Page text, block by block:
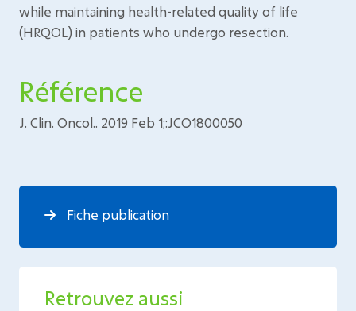
while maintaining health-related quality of life
(HRQOL) in patients who undergo resection.
Référence
J. Clin. Oncol.. 2019 Feb 1;:JCO1800050
Fiche publication
Retrouvez aussi